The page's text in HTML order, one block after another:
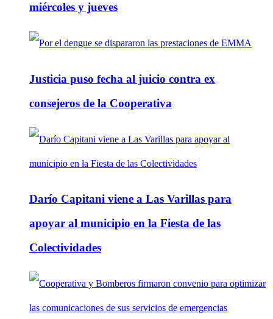
miércoles y jueves
Justicia puso fecha al juicio contra ex
consejeros de la Cooperativa
Darío Capitani viene a Las Varillas para
apoyar al municipio en la Fiesta de las
Colectividades